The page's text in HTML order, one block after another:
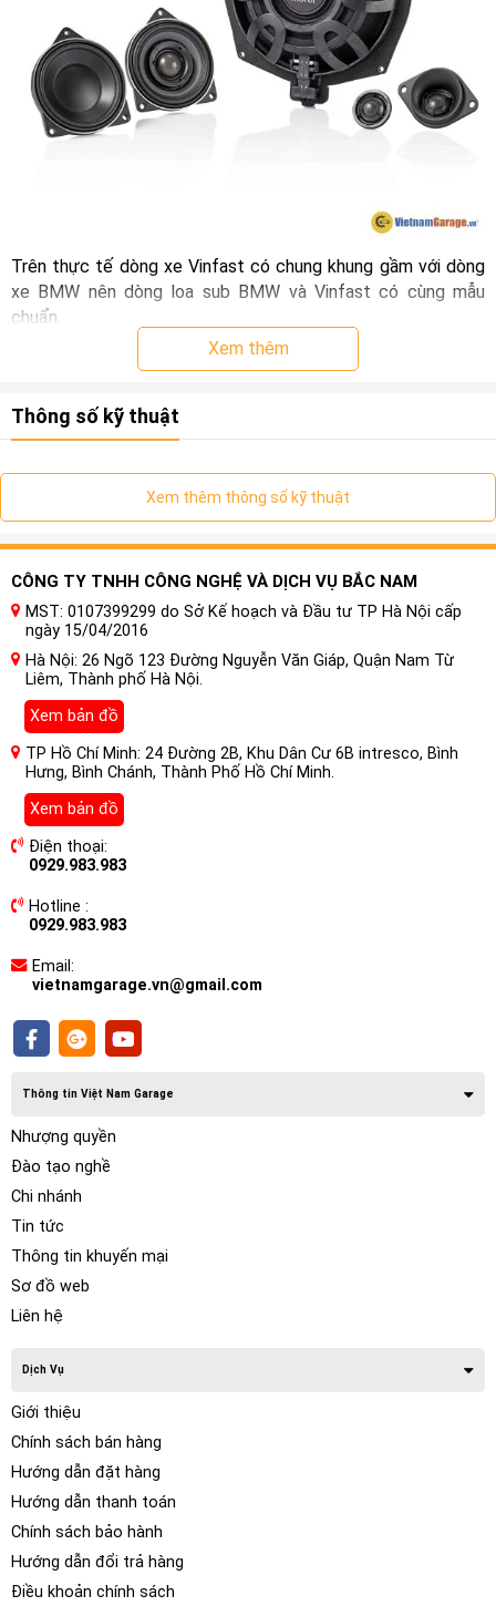
Trên thực tế dòng xe Vinfast có chung khung gầm với dòng
xe BMW nên dòng loa sub BMW và Vinfast có cùng mẫu
chuẩn.
Loa siêu trầm 8 inch
trầm mạnh mẽ, chính xác nhờ cấu trúc liên kết động cơ EVC™
cải tiến của Morel với nam châm neodymium mạnh mẽ và
cuộn dây âm thanh lớn 2 inch.
Sử dụng thiết kế DirectFit của chúng tôi, khung gầm dành
riêng cho Vinfast và BMW và các đầu nối plug-and-play giúp
lắp đặt nhanh chóng và dễ dàng vào tất cả các mẫu xe
Loa siêu trầm IP-BMWSUB82
ôm giúp nó đạt hiệu quả cao khi sử dụng với bộ khuếch đại
Xem thêm
Thông số kỹ thuật
Xem thêm thông số kỹ thuật
CÔNG TY TNHH CÔNG NGHỆ VÀ DỊCH VỤ BẮC NAM
MST: 0107399299 do Sở Kế hoạch và Đầu tư TP Hà Nội cấp
ngày 15/04/2016
Hà Nội: 26 Ngõ 123 Đường Nguyễn Văn Giáp, Quận Nam Từ
Liêm, Thành phố Hà Nội.
Xem bản đồ
TP Hồ Chí Minh: 24 Đường 2B, Khu Dân Cư 6B intresco, Bình
Hưng, Bình Chánh, Thành Phố Hồ Chí Minh.
Xem bản đồ
Điện thoại:
0929.983.983
Hotline :
0929.983.983
Email:
vietnamgarage.vn@gmail.com
Thông tin Việt Nam Garage
Nhượng quyền
Đào tạo nghề
Chi nhánh
Tin tức
Thông tin khuyến mại
Sơ đồ web
Liên hệ
Dịch Vụ
Giới thiệu
Chính sách bán hàng
Hướng dẫn đặt hàng
Hướng dẫn thanh toán
Chính sách bảo hành
Hướng dẫn đổi trả hàng
Điều khoản chính sách